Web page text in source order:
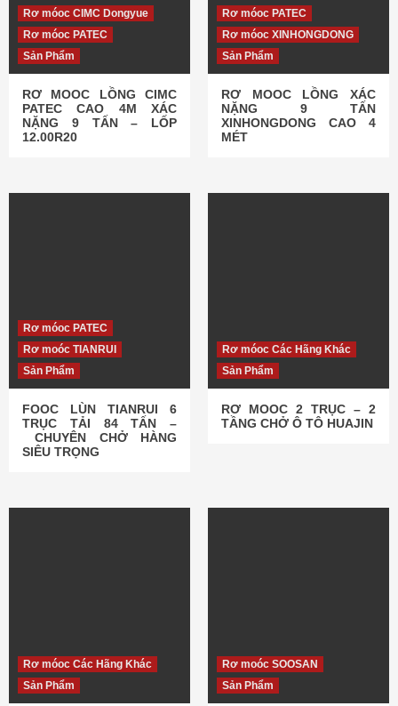
Rơ móoc CIMC Dongyue
Rơ móoc PATEC
Sản Phẩm
RƠ MOOC LỒNG CIMC
PATEC CAO 4M XÁC
NẶNG 9 TẤN – LỐP
12.00R20
Rơ móoc PATEC
Rơ móoc XINHONGDONG
Sản Phẩm
RƠ MOOC LỒNG XÁC
NẶNG 9 TẤN
XINHONGDONG CAO 4
MÉT
Rơ móoc PATEC
Rơ moóc TIANRUI
Sản Phẩm
FOOC LÙN TIANRUI 6
TRỤC TẢI 84 TẤN –
CHUYÊN CHỞ HÀNG
SIÊU TRỌNG
Rơ móoc Các Hãng Khác
Sản Phẩm
RƠ MOOC 2 TRỤC – 2
TẦNG CHỞ Ô TÔ HUAJIN
Rơ móoc Các Hãng Khác
Sản Phẩm
Rơ moóc SOOSAN
Sản Phẩm